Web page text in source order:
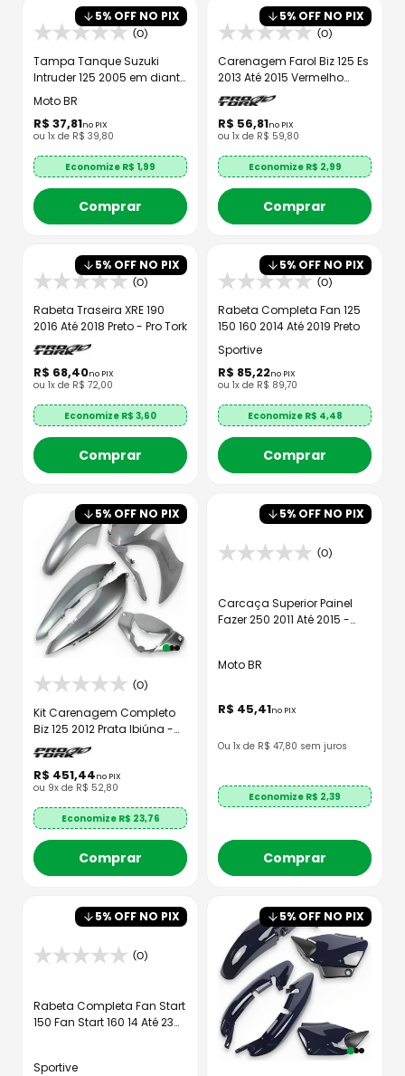
5% OFF NO PIX
(0)
Tampa Tanque Suzuki
Intruder 125 2005 em diante
- MTBR
Moto BR
R$ 37,81no PIX
ou 1x de R$ 39,80
Economize R$ 1,99
Comprar
5% OFF NO PIX
(0)
Carenagem Farol Biz 125 Es
2013 Até 2015 Vermelho
Pimenta
R$ 56,81no PIX
ou 1x de R$ 59,80
Economize R$ 2,99
Comprar
5% OFF NO PIX
(0)
Rabeta Traseira XRE 190
2016 Até 2018 Preto - Pro Tork
R$ 68,40no PIX
ou 1x de R$ 72,00
Economize R$ 3,60
Comprar
5% OFF NO PIX
(0)
Rabeta Completa Fan 125
150 160 2014 Até 2019 Preto
Sportive
R$ 85,22no PIX
ou 1x de R$ 89,70
Economize R$ 4,48
Comprar
5% OFF NO PIX
(0)
Kit Carenagem Completo
Biz 125 2012 Prata Ibiúna -
Pro Tork
R$ 451,44no PIX
ou 9x de R$ 52,80
Economize R$ 23,76
Comprar
5% OFF NO PIX
(0)
Carcaça Superior Painel
Fazer 250 2011 Até 2015 -
Moto BR
R$ 45,41no PIX
Ou 1x de R$ 47,80 sem juros
Economize R$ 2,39
Comprar
5% OFF NO PIX
(0)
Rabeta Completa Fan Start
150 Fan Start 160 14 Até 23
Sportive
5% OFF NO PIX